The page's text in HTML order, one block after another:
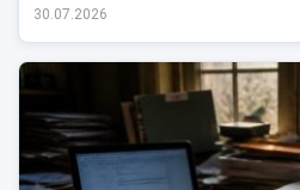
30.07.2026